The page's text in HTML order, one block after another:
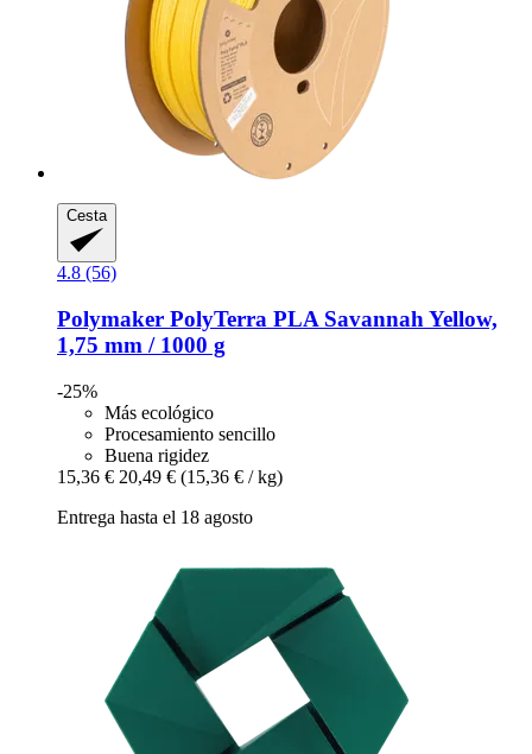
Cesta
4.8 (56)
Polymaker PolyTerra PLA Savannah Yellow,
1,75 mm / 1000 g
-25%
Más ecológico
Procesamiento sencillo
Buena rigidez
15,36 € 20,49 € (15,36 € / kg)
Entrega hasta el 18 agosto